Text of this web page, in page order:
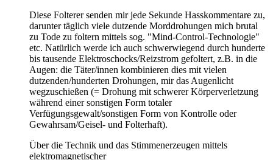
Diese Folterer senden mir jede Sekunde Hasskommentare zu,
darunter täglich viele dutzende Morddrohungen mich brutal
zu Tode zu foltern mittels sog. "Mind-Control-Technologie"
etc. Natürlich werde ich auch schwerwiegend durch hunderte
bis tausende Elektroschocks/Reizstrom gefoltert, z.B. in die
Augen: die Täter/innen kombinieren dies mit vielen
dutzenden/hunderten Drohungen, mir das Augenlicht
wegzuschießen (= Drohung mit schwerer Körperverletzung
während einer sonstigen Form totaler
Verfügungsgewalt/sonstigen Form von Kontrolle oder
Gewahrsam/Geisel- und Folterhaft).
Über die Technik und das Stimmenerzeugen mittels
elektromagnetischer